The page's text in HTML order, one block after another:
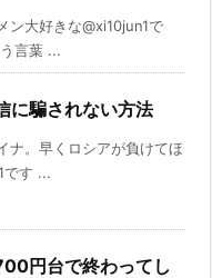
ン大好きな@xi10jun1で
言葉 ...
に騙されない方法
ナ。早くロシアが負けてほ
です ...
円台で終わってし